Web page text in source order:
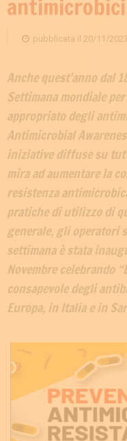
pubblicata il 20/11/2023
Anche quest’anno dal
Settimana mondiale
appropriato degli
Antimicrobial
iniziative diffuse su
mira ad aumentare la
resistenza
pratiche di utilizzo di
generale, gli operatori
settimana è stata
Novembre celebrando
consapevole degli
Europa, in Italia e in